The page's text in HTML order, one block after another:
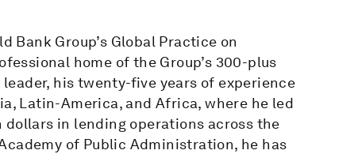
Bank Group’s Global Practice on
home of the Group’s 300-plus
his twenty-five years of experience
Latin-America, and Africa, where he led
in lending operations across the
of Public Administration, he has